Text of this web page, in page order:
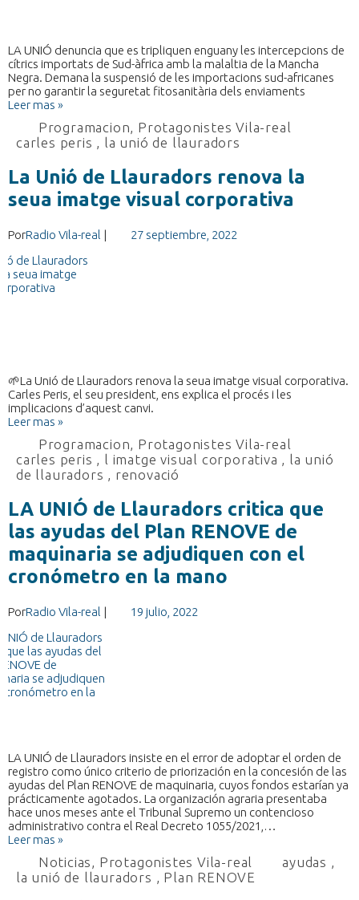
LA UNIÓ denuncia que es tripliquen enguany les intercepcions de
cítrics importats de Sud-àfrica amb la malaltia de la Mancha
Negra. Demana la suspensió de les importacions sud-africanes
per no garantir la seguretat fitosanitària dels enviaments
Leer mas »
Programacion, Protagonistes Vila-real
carles peris , la unió de llauradors
La Unió de Llauradors renova la
seua imatge visual corporativa
PorRadio Vila-real | 27 septiembre, 2022
🌱La Unió de Llauradors renova la seua imatge visual corporativa.
Carles Peris, el seu president, ens explica el procés i les
implicacions d’aquest canvi.
Leer mas »
Programacion, Protagonistes Vila-real
carles peris , l imatge visual corporativa , la unió
de llauradors , renovació
LA UNIÓ de Llauradors critica que
las ayudas del Plan RENOVE de
maquinaria se adjudiquen con el
cronómetro en la mano
PorRadio Vila-real | 19 julio, 2022
LA UNIÓ de Llauradors insiste en el error de adoptar el orden de
registro como único criterio de priorización en la concesión de las
ayudas del Plan RENOVE de maquinaria, cuyos fondos estarían ya
prácticamente agotados. La organización agraria presentaba
hace unos meses ante el Tribunal Supremo un contencioso
administrativo contra el Real Decreto 1055/2021,…
Leer mas »
Noticias, Protagonistes Vila-real ayudas ,
la unió de llauradors , Plan RENOVE